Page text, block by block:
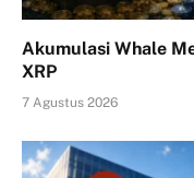
Akumulasi Whale
XRP
7 Agustus 2026